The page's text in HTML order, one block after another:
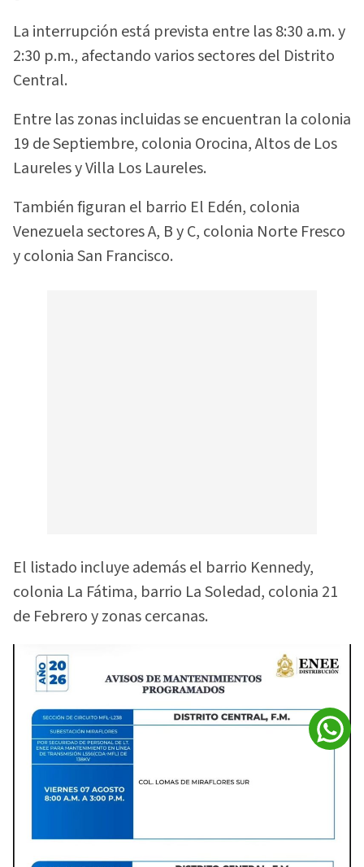
La interrupción está prevista entre las 8:30 a.m. y
2:30 p.m., afectando varios sectores del Distrito
Central.
Entre las zonas incluidas se encuentran la colonia
19 de Septiembre, colonia Orocina, Altos de Los
Laureles y Villa Los Laureles.
También figuran el barrio El Edén, colonia
Venezuela sectores A, B y C, colonia Norte Fresco
y colonia San Francisco.
El listado incluye además el barrio Kennedy,
colonia La Fátima, barrio La Soledad, colonia 21
de Febrero y zonas cercanas.